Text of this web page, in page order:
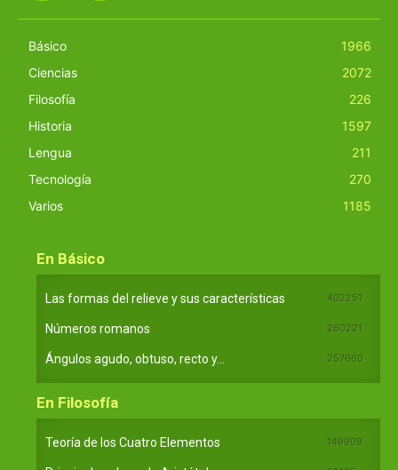
Básico
1966
Ciencias
2072
Filosofía
226
Historia
1597
Lengua
211
Tecnología
270
Varios
1185
En Básico
Las formas del relieve y sus características 402251
Números romanos 260221
Ángulos agudo, obtuso, recto y... 257660
En Filosofía
Teoría de los Cuatro Elementos 149909